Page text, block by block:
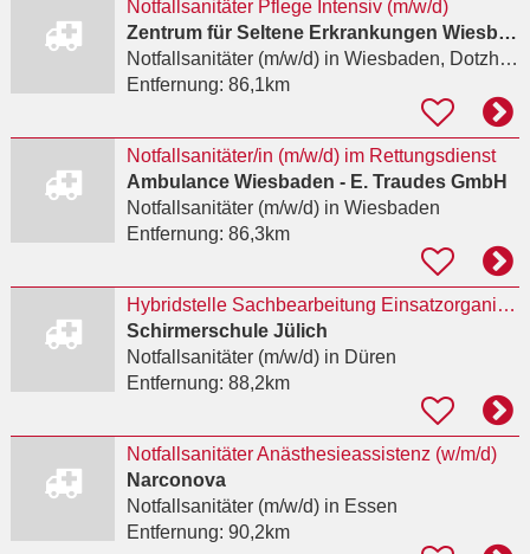
Notfallsanitäter Pflege Intensiv (m/w/d)
Zentrum für Seltene Erkrankungen Wiesbaden - Prof. Dr. med. Markus Knuf
Notfallsanitäter (m/w/d)in Wiesbaden, Dotzheim
Entfernung: 86,1km
Notfallsanitäter/in (m/w/d) im Rettungsdienst
Ambulance Wiesbaden - E. Traudes GmbH
Notfallsanitäter (m/w/d)in Wiesbaden
Entfernung: 86,3km
Hybridstelle Sachbearbeitung Einsatzorganisation / Notfallsanitäter/-in (m/w/d)
Schirmerschule Jülich
Notfallsanitäter (m/w/d)in Düren
Entfernung: 88,2km
Notfallsanitäter Anästhesieassistenz (w/m/d)
Narconova
Notfallsanitäter (m/w/d)in Essen
Entfernung: 90,2km